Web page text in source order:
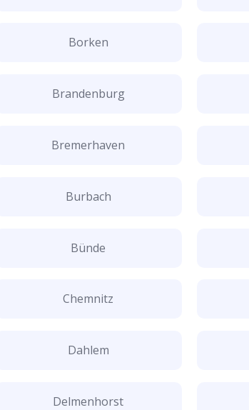
Borken
Brandenburg
Bremerhaven
Burbach
Bünde
Chemnitz
Dahlem
Delmenhorst